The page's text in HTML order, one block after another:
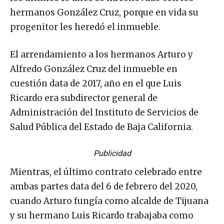
hermanos González Cruz, porque en vida su
progenitor les heredó el inmueble.
El arrendamiento a los hermanos Arturo y
Alfredo González Cruz del inmueble en
cuestión data de 2017, año en el que Luis
Ricardo era subdirector general de
Administración del Instituto de Servicios de
Salud Pública del Estado de Baja California.
Publicidad
Mientras, el último contrato celebrado entre
ambas partes data del 6 de febrero del 2020,
cuando Arturo fungía como alcalde de Tijuana
y su hermano Luis Ricardo trabajaba como